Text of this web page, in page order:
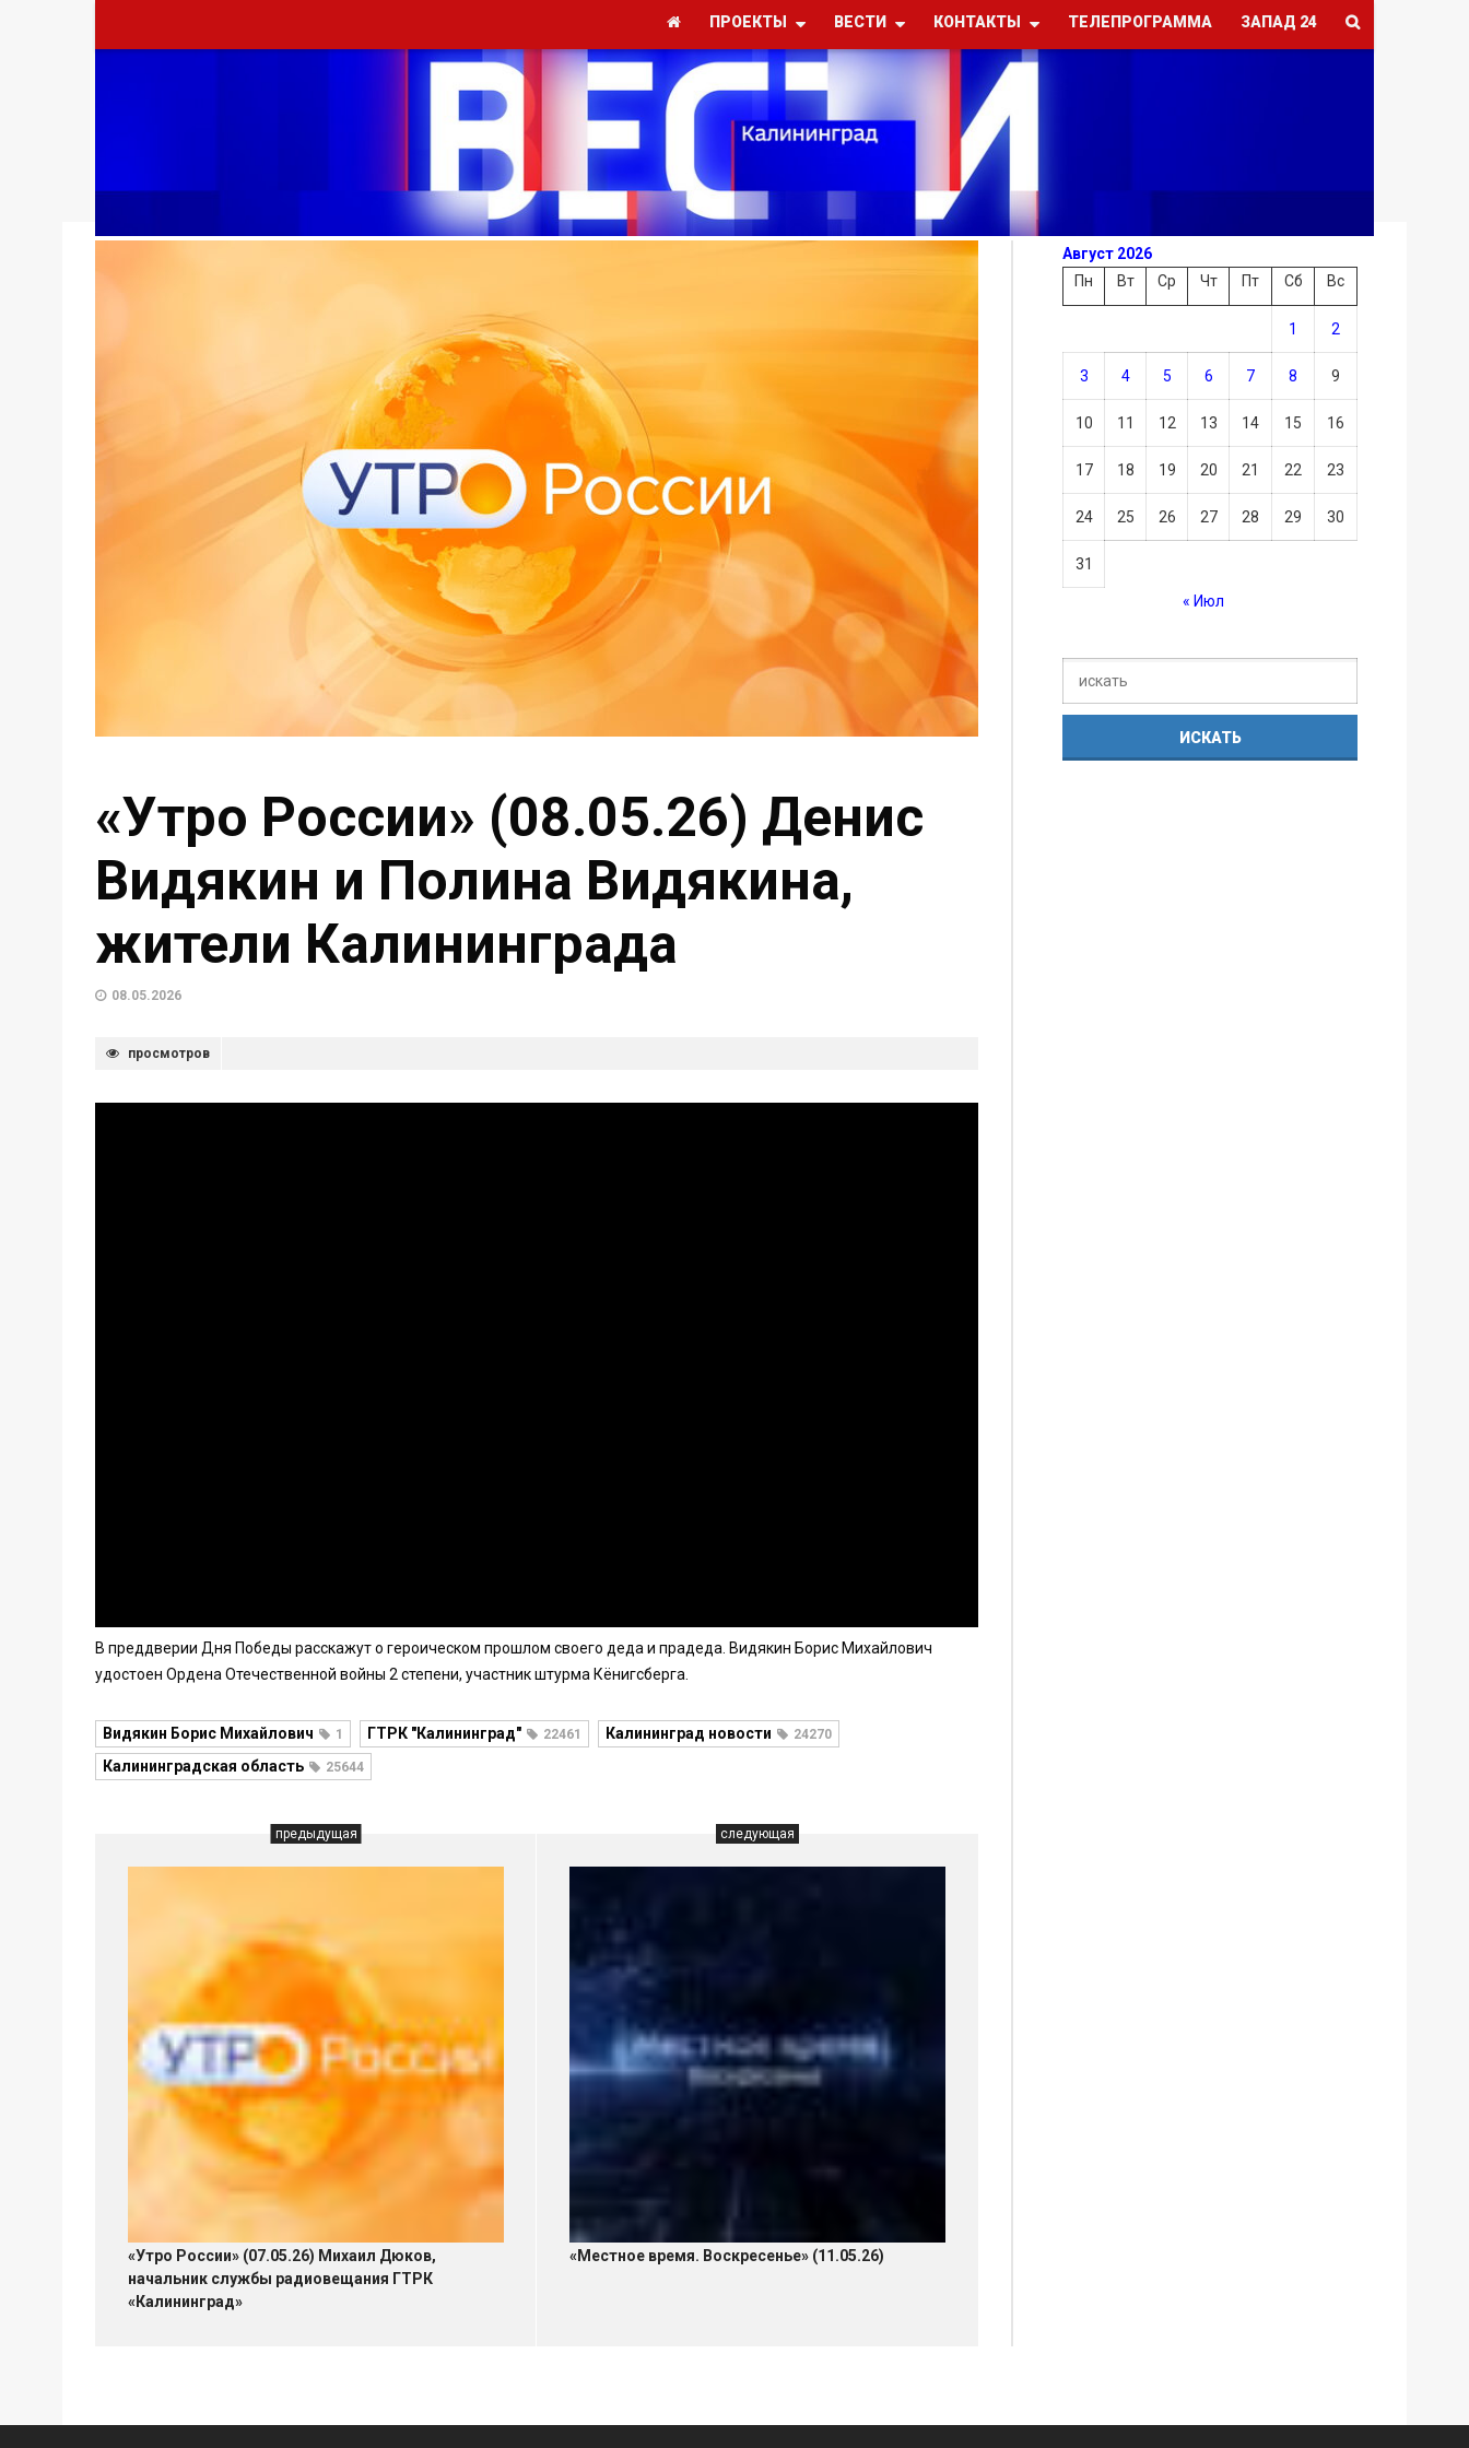
ПРОЕКТЫ ВЕСТИ КОНТАКТЫ ТЕЛЕПРОГРАММА ЗАПАД 24
«Утро России» (08.05.26) Денис
Видякин и Полина Видякина,
жители Калининграда
08.05.2026
просмотров
В преддверии Дня Победы расскажут о героическом прошлом своего деда и прадеда. Видякин Борис Михайлович
удостоен Ордена Отечественной войны 2 степени, участник штурма Кёнигсберга.
Видякин Борис Михайлович 1 ГТРК "Калининград" 22461 Калининград новости 24270
Калининградская область 25644
предыдущая
«Утро России» (07.05.26) Михаил Дюков,
начальник службы радиовещания ГТРК
«Калининград»
следующая
«Местное время. Воскресенье» (11.05.26)
Август 2026
Пн
Вт Ср Чт Пт Сб Вс
1 2
3 4 5 6 7 8 9
10 11 12 13 14 15 16
17 18 19 20 21 22 23
24 25 26 27 28 29 30
31
« Июл